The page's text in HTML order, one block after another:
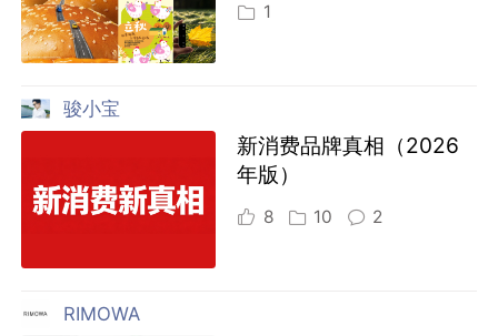
1
骏小宝
新消费品牌真相（2026
年版）
8 10 2
RIMOWA